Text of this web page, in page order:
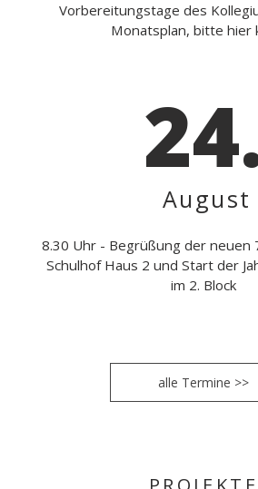
Vorbereitungstage des
Monatsplan, bitte hier
August
8.30 Uhr - Begrüßung der neuen
Schulhof Haus 2 und Start der
im 2. Block
alle Termine >>